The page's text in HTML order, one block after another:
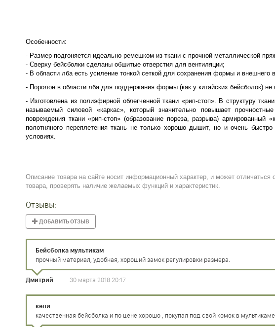
Особенности:
- Размер подгоняется идеально ремешком из ткани с прочной металлической
- Сверху бейсболки сделаны обшитые отверстия для вентиляции;
- В области лба есть усиление тонкой сеткой для сохранения формы и внешнего
- Поролон в области лба для поддержания формы (как у китайских бейсболок) не
- Изготовлена из полиэфирной облегченной ткани «рип-стоп». В структуру
называемый силовой «каркас», который значительно повышает
повреждения ткани «рип-стоп» (образование пореза, разрыва) армированный
полотняного переплетения ткань не только хорошо дышит, но и очень
условиях.
Описание товара на сайте носит информационный характер, и может
товара, проверять наличие желаемых функций и характеристик.
Отзывы:
ДОБАВИТЬ ОТЗЫВ
Бейсболка мультикам
прочный материал, удобная, хороший замок регулировки размера.
Дмитрий 30 марта 2018 20:17
кепи
качественная бейсболка и по цене хорошо , покупал под свой комок в мультикаме